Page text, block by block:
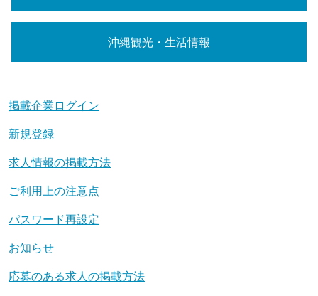
沖縄観光・生活情報
掲載企業ログイン
新規登録
求人情報の掲載方法
ご利用上の注意点
パスワード再設定
お知らせ
応募のある求人の掲載方法